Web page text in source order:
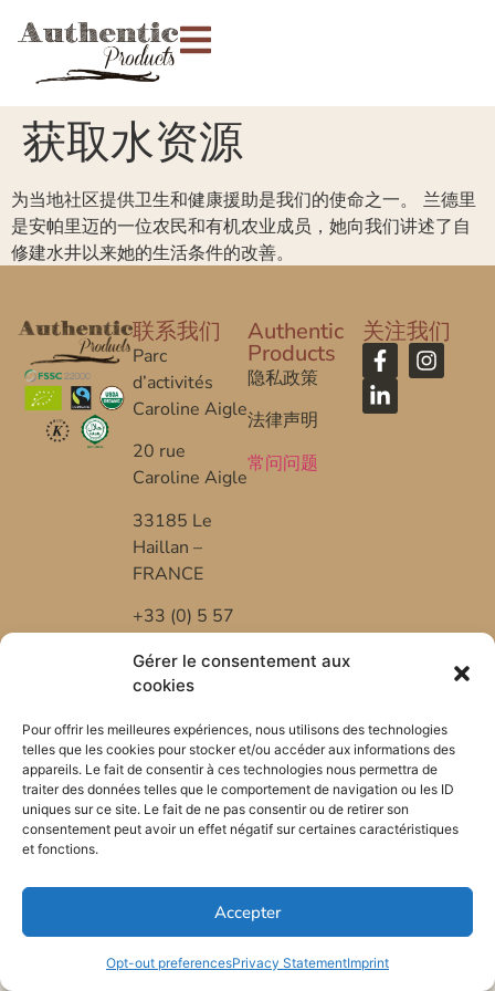
Gérer le consentement aux
cookies
Pour offrir les meilleures expériences, nous utilisons des technologies
telles que les cookies pour stocker et/ou accéder aux informations des
appareils. Le fait de consentir à ces technologies nous permettra de
traiter des données telles que le comportement de navigation ou les ID
uniques sur ce site. Le fait de ne pas consentir ou de retirer son
consentement peut avoir un effet négatif sur certaines caractéristiques
et fonctions.
Accepter
Opt-out preferencesPrivacy StatementImprint
获取水资源
为当地社区提供卫生和健康援助是我们的使命之一。 兰德里
是安帕里迈的一位农民和有机农业成员，她向我们讲述了自
修建水井以来她的生活条件的改善。
联系我们
Parc
d’activités
Caroline Aigle
20 rue
Caroline Aigle
33185 Le
Haillan –
FRANCE
+33 (0) 5 57
*FR-BIO-01
Authentic
Products
隐私政策
法律声明
常问问题
关注我们